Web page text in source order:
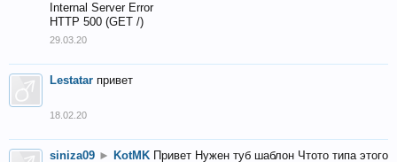
Internal Server Error
HTTP 500 (GET /)
29.03.20
Lestatar привет
18.02.20
siniza09 ► KotMK Привет Нужен туб шаблон Чтото типа этого